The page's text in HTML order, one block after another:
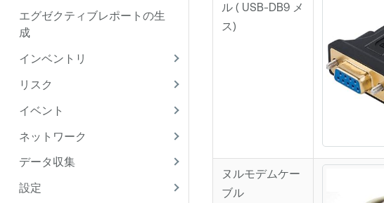
エグゼクティブレポートの生
成
インベントリ
リスク
イベント
ネットワーク
データ収集
設定
ル ( USB-DB9 メ
ス)
ヌルモデムケー
ブル